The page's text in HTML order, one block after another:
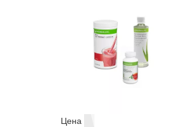
Цена